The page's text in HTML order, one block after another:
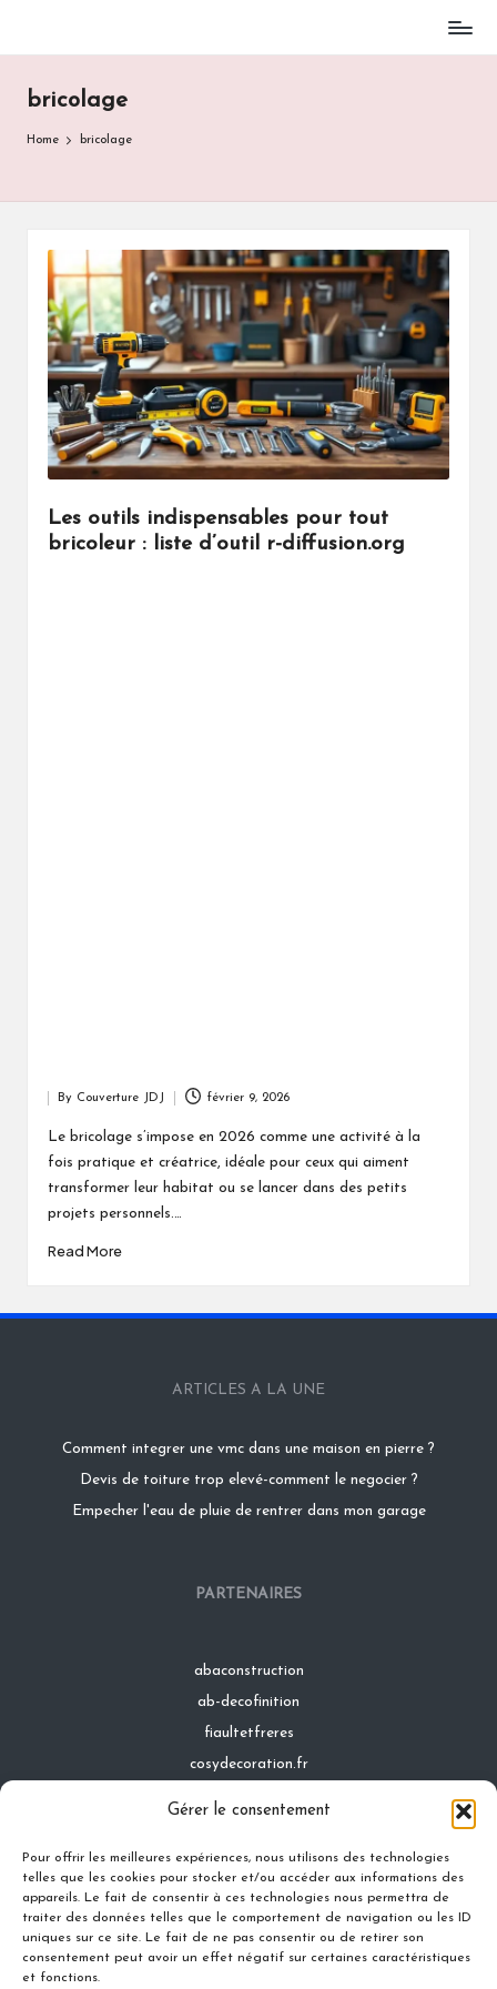
Gérer le consentement
Pour offrir les meilleures expériences, nous utilisons des technologies
telles que les cookies pour stocker et/ou accéder aux informations des
appareils. Le fait de consentir à ces technologies nous permettra de
traiter des données telles que le comportement de navigation ou les ID
uniques sur ce site. Le fait de ne pas consentir ou de retirer son
consentement peut avoir un effet négatif sur certaines caractéristiques
et fonctions.
contentbricolage
Home bricolage
Les outils indispensables pour tout
bricoleur : liste d’outil r-diffusion.org
by
By Couverture JDJ février 9, 2026
Le bricolage s’impose en 2026 comme une activité à la
fois pratique et créatrice, idéale pour ceux qui aiment
transformer leur habitat ou se lancer dans des petits
projets personnels.…
Read More
ARTICLES A LA UNE
Comment integrer une vmc dans une maison en pierre ?
Devis de toiture trop elevé-comment le negocier ?
Empecher l'eau de pluie de rentrer dans mon garage
PARTENAIRES
abaconstruction
ab-decofinition
fiaultetfreres
cosydecoration.fr
Contact
Mentions légales